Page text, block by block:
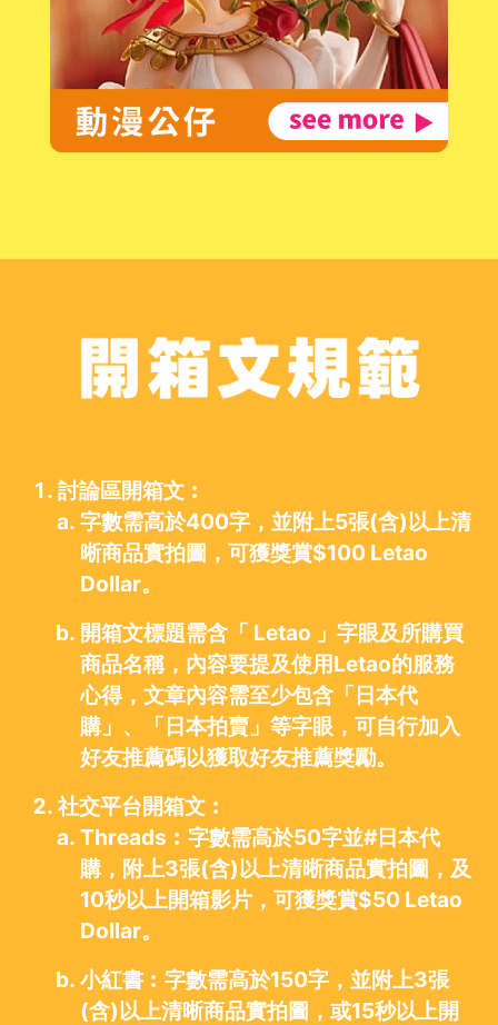
討論區開箱文︰
字數需高於400字，並附上5張(含)以上清
晰商品實拍圖，可獲獎賞$100 Letao
Dollar。
開箱文標題需含「 Letao 」字眼及所購買
商品名稱，內容要提及使用Letao的服務
心得，文章內容需至少包含「日本代
購」、「日本拍賣」等字眼，可自行加入
好友推薦碼以獲取好友推薦獎勵。
社交平台開箱文︰
Threads︰字數需高於50字並#日本代
購，附上3張(含)以上清晰商品實拍圖，及
10秒以上開箱影片，可獲獎賞$50 Letao
Dollar。
小紅書︰字數需高於150字，並附上3張
(含)以上清晰商品實拍圖，或15秒以上開